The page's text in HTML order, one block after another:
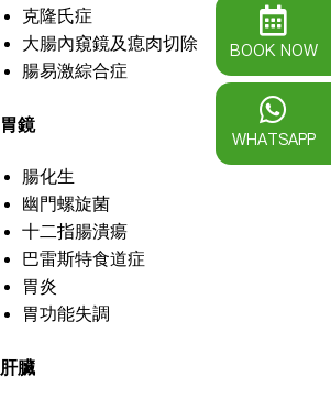
克隆氏症
大腸內窺鏡及瘜肉切除
腸易激綜合症
胃鏡
腸化生
幽門螺旋菌
十二指腸潰瘍
巴雷斯特食道症
胃炎
胃功能失調
肝臟
BOOK NOW
WHATSAPP